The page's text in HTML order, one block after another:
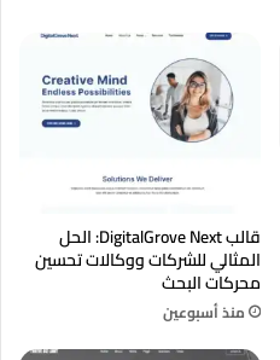
قالب DigitalGrove Next: الحل
المثالي للشركات ووكالات تحسين
محركات البحث
منذ أسبوعين